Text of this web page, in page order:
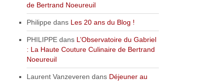
de Bertrand Noeureuil
Philippe dans Les 20 ans du Blog !
PHILIPPE dans L’Observatoire du Gabriel
: La Haute Couture Culinaire de Bertrand
Noeureuil
Laurent Vanzeveren dans Déjeuner au